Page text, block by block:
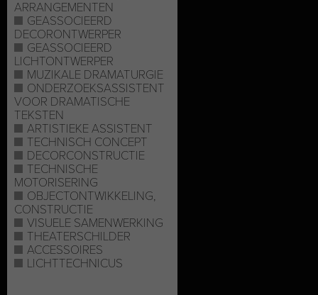
ARRANGEMENTEN
GEASSOCIEERD
DECORONTWERPER
GEASSOCIEERD
LICHTONTWERPER
MUZIKALE DRAMATURGIE
ONDERZOEKSASSISTENT
VOOR DRAMATISCHE
TEKSTEN
ARTISTIEKE ASSISTENT
TECHNISCH CONCEPT
DECORCONSTRUCTIE
TECHNISCHE
MOTORISERING
OBJECTONTWIKKELING,
CONSTRUCTIE
VISUELE SAMENWERKING
THEATERSCHILDER
ACCESSOIRES
LICHTTECHNICUS